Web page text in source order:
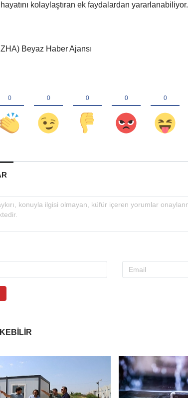
kolaylaştıran ek faydalardan yararlanabiliyor.
Beyaz Haber Ajansı